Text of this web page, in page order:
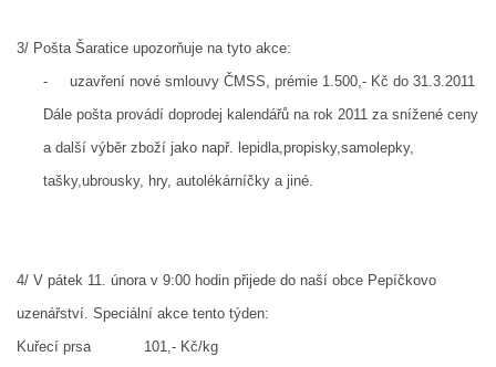
KALENDÁŘ SDH
© 2026 eStránky.cz
3/ Pošta Šaratice upozorňuje na tyto akce:
-
uzavření nové smlouvy ČMSS, prémie 1.500,- Kč do 31.3.2011
Dále pošta provádí doprodej kalendářů na rok 2011 za snížené ceny
a další výběr zboží jako např. lepidla,propisky,samolepky,
tašky,ubrousky, hry, autolékárníčky a jiné.
4/ V pátek 11. února v 9:00 hodin přijede do naší obce Pepíčkovo
uzenářství. Speciální akce tento týden:
Kuřecí prsa
101,- Kč/kg